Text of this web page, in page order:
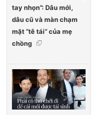
tay nhọn”: Dâu mới,
dâu cũ và màn chạm
mặt “tê tái” của mẹ
chồng